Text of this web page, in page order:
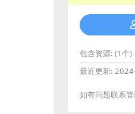
包含资源: (1个)
最近更新:
如有问题联系